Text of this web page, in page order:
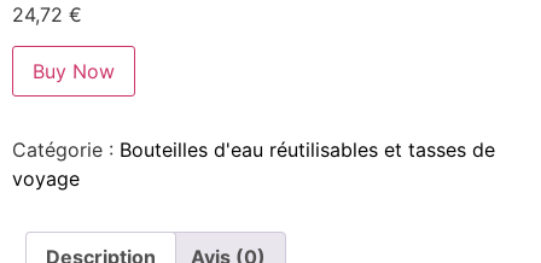
24,72 €
Buy Now
Catégorie : Bouteilles d'eau réutilisables et tasses de
voyage
Description Avis (0)